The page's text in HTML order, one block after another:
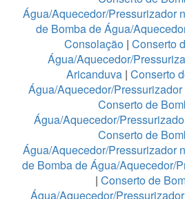
Água/Aquecedor/Pressurizador
de Bomba de Água/
Consolação | Conserto
Água/Aquecedor/
Aricanduva| Conserto
Água/Aquecedor/
Conserto de
Água/Aquecedor/
Conserto de
Água/Aquecedor/Pressurizador
de Bomba de Água/Aquecedor/
| Conserto de
Água/Aquecedor/